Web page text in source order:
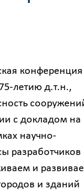
конференция
летию д.т.н.,
с докладом на
научно-
разработчиков
и
и зданий